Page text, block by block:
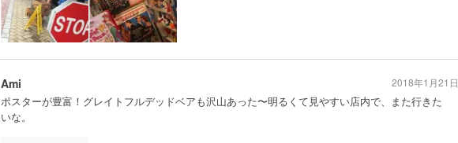
Ami
ポスターが豊富！グレイトフルデッドベアも沢山あった〜明るくて見やすい店内で、また行きた
いな。
2018年1月21日